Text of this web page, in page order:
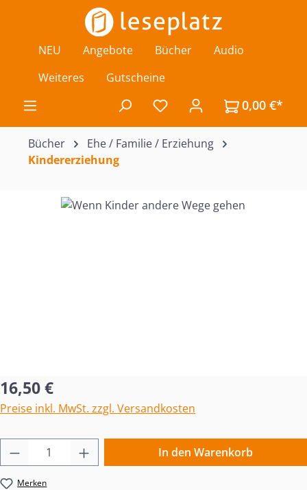
Zum Hauptinhalt springen
NEU Angebote Bücher
Audio
Weiteres
Gutscheine
Du hast 0 Produkte auf
0,00 €*
Bücher
Ehe / Familie / Erziehung
Kindererziehung
Bildergalerie überspringen
Regulärer Preis:
16,50 €
Preise inkl. MwSt. zzgl. Versandkosten
Produkt Anzahl: Gib den gewünschten
In den Warenkorb
Merken